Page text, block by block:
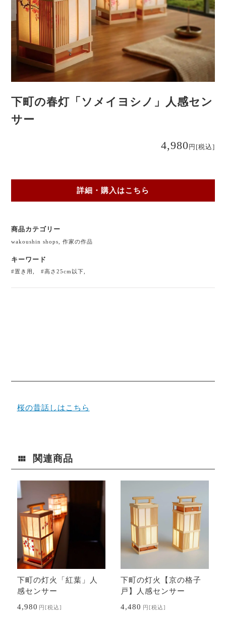
下町の春灯「ソメイヨシノ」人感セン
サー
4,980円 [税込]
詳細・購入はこちら
商品カテゴリー
wakoushin shops ,作家の作品
キーワード
#置き用 ,#高さ25cm以下
桜の昔話しはこちら
関連商品
下町の灯火「紅葉」人
感センサー
4,980 円[税込]
下町の灯火【京の格子
戸】人感センサー
4,480 円[税込]